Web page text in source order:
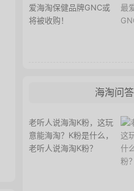
爱海淘保健品牌GNC或
将被收购！
海淘问答
老听人说海淘K粉，这玩
意能海淘？K粉是什么，
老听人说海淘K粉？